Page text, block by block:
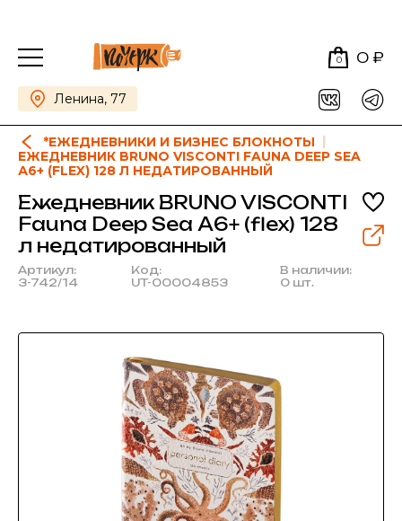
0 0 ₽
Ленина, 77
*ЕЖЕДНЕВНИКИ И БИЗНЕС БЛОКНОТЫ
ЕЖЕДНЕВНИК BRUNO VISCONTI FAUNA DEEP SEA
А6+ (FLEX) 128 Л НЕДАТИРОВАННЫЙ
Ежедневник BRUNO VISCONTI
Fauna Deep Sea А6+ (flex) 128
л недатированный
Артикул:
3-742/14
Код:
UT-00004853
В наличии:
0 шт.